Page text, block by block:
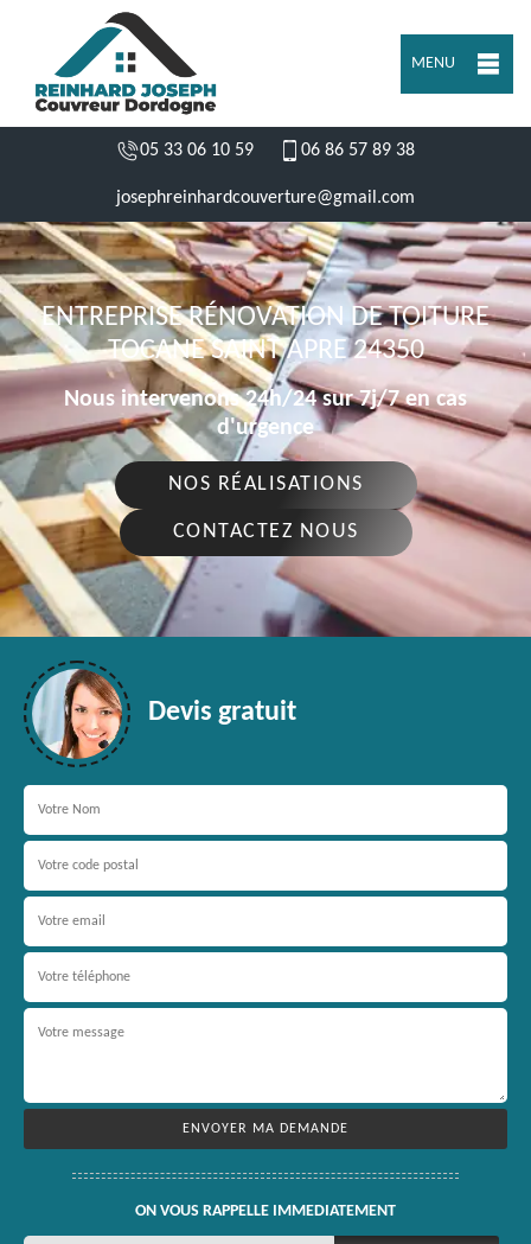
MENU
05 33 06 10 59 06 86 57 89 38
josephreinhardcouverture@gmail.com
ENTREPRISE RÉNOVATION DE TOITURE
TOCANE SAINT APRE 24350
Nous intervenons 24h/24 sur 7j/7 en cas
d'urgence
NOS RÉALISATIONS
CONTACTEZ NOUS
Devis gratuit
ON VOUS RAPPELLE IMMEDIATEMENT